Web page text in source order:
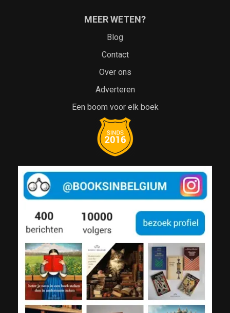
MEER WETEN?
Blog
Contact
Over ons
Adverteren
Een boom voor elk boek